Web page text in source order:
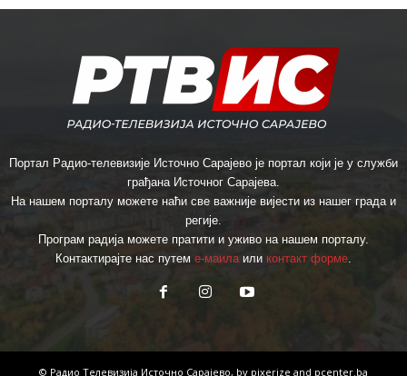
Портал Радио-телевизије Источно Сарајево је портал који је у служби
грађана Источног Сарајева.
На нашем порталу можете наћи све важније вијести из нашег града и
регије.
Програм радија можете пратити и уживо на нашем порталу.
Контактирајте нас путем е-маилаили контакт форме.
© Радио Телевизија Источно Сарајево, by pixerize and pcenter.ba